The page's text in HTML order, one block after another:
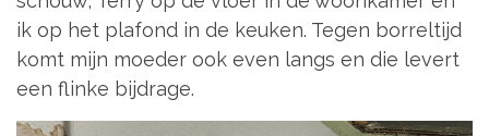
ik op het plafond in de keuken. Tegen borreltijd
komt mijn moeder ook even langs en die levert
een flinke bijdrage.